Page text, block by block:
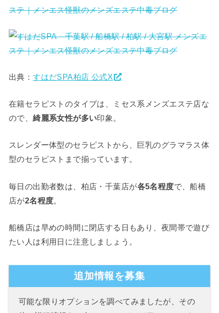
出典：すはだSPA柏店 公式X
在籍セラピストのタイプは、ミセス系メンズエステ店な
ので、綺麗系女性が多い印象。
スレンダー体型のセラピストから、巨乳のグラマラス体
型のセラピストまで揃っています。
毎日の出勤者数は、柏店・千葉店が各5名程度で、船橋
店が2名程度。
船橋店は早めの時間に閉店する日もあり、夜間帯で遊び
たい人は利用日に注意しましょう。
追加情報を募集
可能な限りオプションを調べてみましたが、その